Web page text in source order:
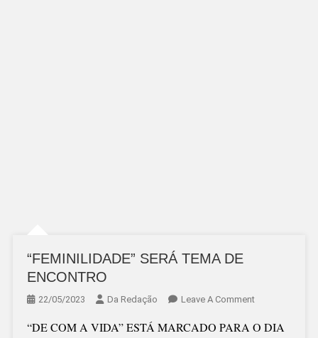
“FEMINILIDADE” SERÁ TEMA DE
ENCONTRO
22/05/2023 Da Redação Leave A CommentOn
SERÁ
“DE COM A VIDA” ESTÁ MARCADO PARA O DIA